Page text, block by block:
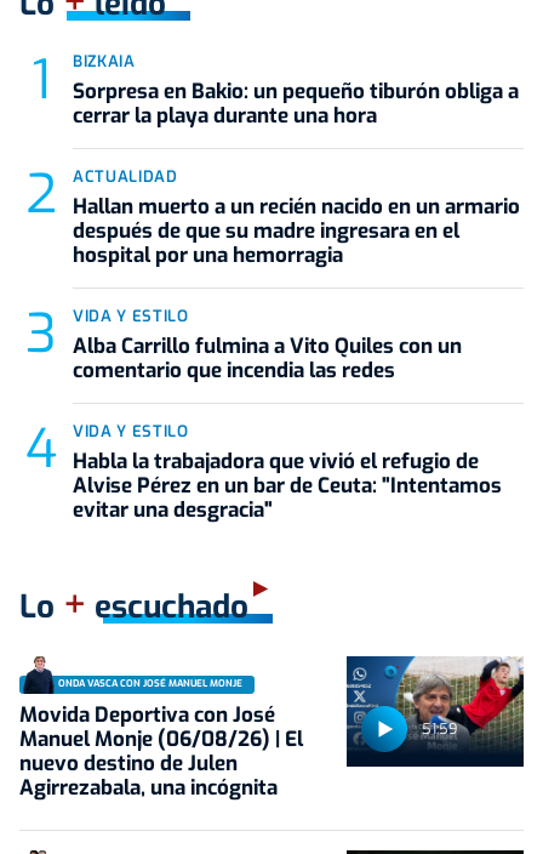
BIZKAIA
Sorpresa en Bakio: un pequeño tiburón obliga a
cerrar la playa durante una hora
ACTUALIDAD
Hallan muerto a un recién nacido en un armario
después de que su madre ingresara en el
hospital por una hemorragia
VIDA Y ESTILO
Alba Carrillo fulmina a Vito Quiles con un
comentario que incendia las redes
VIDA Y ESTILO
Habla la trabajadora que vivió el refugio de
Alvise Pérez en un bar de Ceuta: "Intentamos
evitar una desgracia"
Lo + escuchado
51:59
ONDA VASCA CON JOSÉ MANUEL MONJE
Movida Deportiva con José
Manuel Monje (06/08/26) | El
nuevo destino de Julen
Agirrezabala, una incógnita